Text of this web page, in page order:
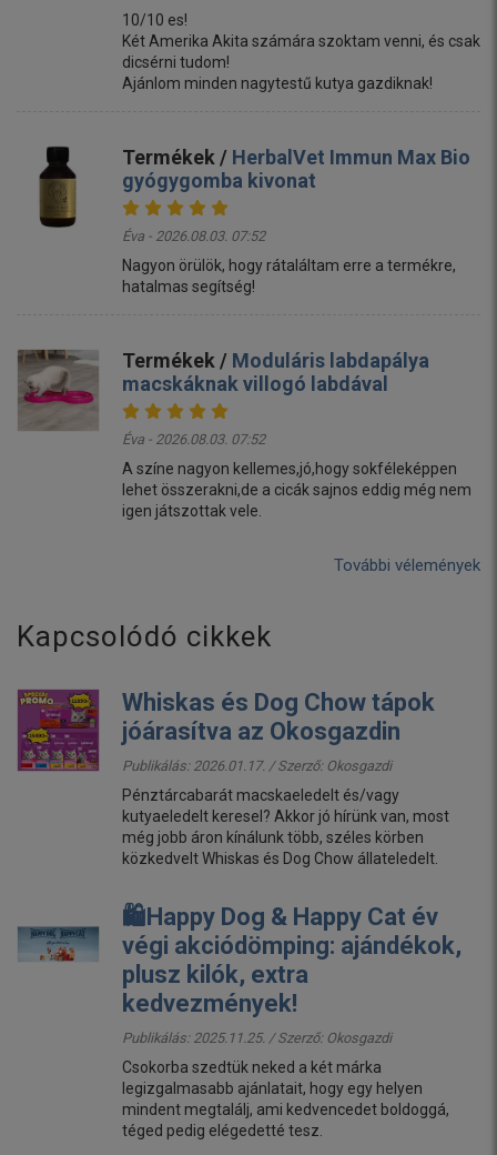
10/10 es!
Két Amerika Akita számára szoktam venni, és csak
dicsérni tudom!
Ajánlom minden nagytestű kutya gazdiknak!
Termékek / HerbalVet Immun Max Bio
gyógygomba kivonat
Éva - 2026.08.03. 07:52
Nagyon örülök, hogy rátaláltam erre a termékre,
hatalmas segítség!
Termékek / Moduláris labdapálya
macskáknak villogó labdával
Éva - 2026.08.03. 07:52
A színe nagyon kellemes,jó,hogy sokféleképpen
lehet összerakni,de a cicák sajnos eddig még nem
igen játszottak vele.
További vélemények
Kapcsolódó cikkek
Whiskas és Dog Chow tápok
jóárasítva az Okosgazdin
Publikálás: 2026.01.17. / Szerző: Okosgazdi
Pénztárcabarát macskaeledelt és/vagy
kutyaeledelt keresel? Akkor jó hírünk van, most
még jobb áron kínálunk több, széles körben
közkedvelt Whiskas és Dog Chow állateledelt.
🛍️Happy Dog & Happy Cat év
végi akciódömping: ajándékok,
plusz kilók, extra
kedvezmények!
Publikálás: 2025.11.25. / Szerző: Okosgazdi
Csokorba szedtük neked a két márka
legizgalmasabb ajánlatait, hogy egy helyen
mindent megtalálj, ami kedvencedet boldoggá,
téged pedig elégedetté tesz.